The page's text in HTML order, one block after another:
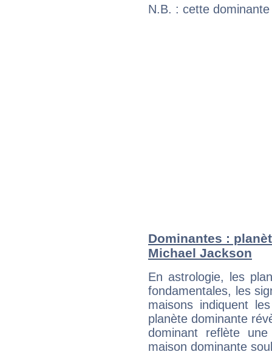
N.B. : cette
Dominantes :
Michael Jackson
En astrologie, les
fondamentales, les
maisons indiquent
planète dominante
dominant reflète
maison dominante